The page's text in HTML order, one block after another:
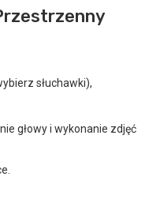
słuchawki),
głowy i wykonanie zdjęć